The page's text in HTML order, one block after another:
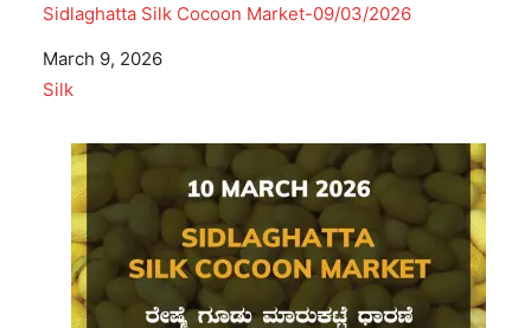
Sidlaghatta Silk Cocoon Market-09/03/2026
Date
March 9, 2026
In relation to
Silk